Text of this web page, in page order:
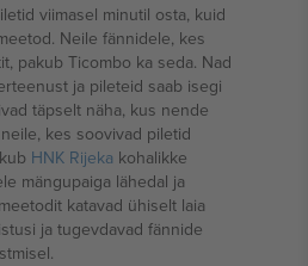
viimasel minutil osta, kuid
Neile fännidele, kes
pakub Ticombo ka seda. Nad
ja pileteid saab isegi
täpselt näha, kus nende
kes soovivad piletid
HNK Rijeka kohalikke
mängupaiga lähedal ja
katavad ühiselt laia
ja tugevdavad fännide